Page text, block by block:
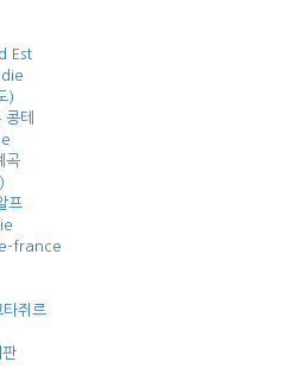
Est
)
테
곡
프
france
쥐르